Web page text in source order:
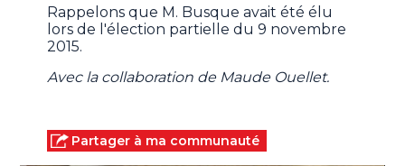
Rappelons que M. Busque avait été élu
lors de l'élection partielle du 9 novembre
2015.
Avec la collaboration de Maude Ouellet.
Partager à ma communauté